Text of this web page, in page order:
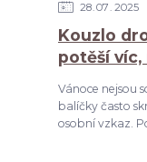
28 07 2025
Kouzlo
potěší
Vánoce nejsou
balíčky často
osobní vzkaz.